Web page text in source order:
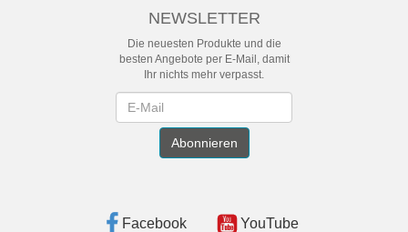
NEWSLETTER
Die neuesten Produkte und die
besten Angebote per E-Mail, damit
Ihr nichts mehr verpasst.
Abonnieren
Facebook YouTube